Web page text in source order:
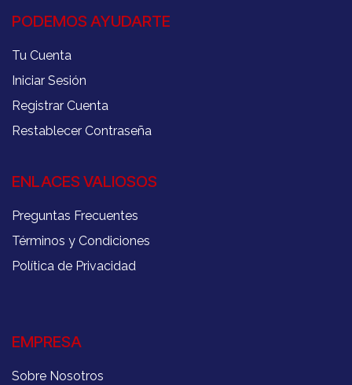
PODEMOS AYUDARTE
Tu Cuenta
Iniciar Sesión
Registrar Cuenta
Restablecer Contraseña
ENLACES VALIOSOS
Preguntas Frecuentes
Términos y Condiciones
Política de Privacidad
EMPRESA
Sobre Nosotros